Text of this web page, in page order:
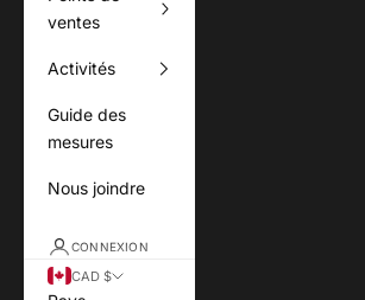
ventes
Activités
Guide des
mesures
Nous joindre
CONNEXION
CAD $